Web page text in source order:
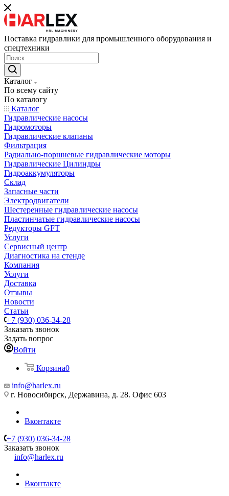
Поставка гидравлики для промышленного оборудования и
спецтехники
Каталог
По всему сайту
По каталогу
Каталог
Гидравлические насосы
Гидромоторы
Гидравлические клапаны
Фильтрация
Радиально-поршневые гидравлические моторы
Гидравлические Цилиндры
Гидроаккумуляторы
Склад
Запасные части
Электродвигатели
Шестеренные гидравлические насосы
Пластинчатые гидравлические насосы
Редукторы GFT
Услуги
Сервисный центр
Диагностика на стенде
Компания
Услуги
Доставка
Отзывы
Новости
Статьи
+7 (930) 036-34-28
Заказать звонок
Задать вопрос
Войти
Корзина0
info@harlex.ru
г. Новосибирск, Державина, д. 28. Офис 603
Вконтакте
+7 (930) 036-34-28
Заказать звонок
info@harlex.ru
Вконтакте